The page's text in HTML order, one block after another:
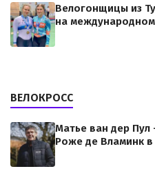
Велогонщицы из
на
ВЕЛОКРОСС
Матье ван дер
Роже де Вламинк